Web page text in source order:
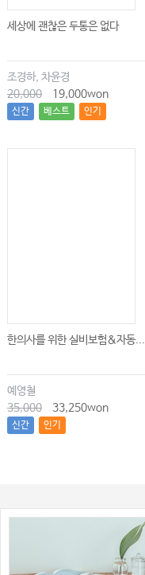
세상에 괜찮은 두통은 없다
조경하, 차윤경
20,000
19,000won
신간 베스트 인기
한의사를 위한 실비보험&자동...
예영철
35,000
33,250won
신간 인기